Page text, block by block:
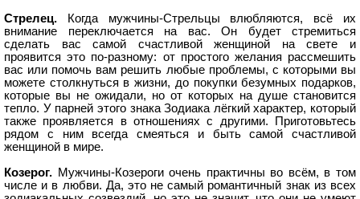
Стрелец. Когда мужчины-Стрельцы влюбляются, всё их
внимание переключается на вас. Он будет стремиться
сделать вас самой счастливой женщиной на свете и
проявится это по-разному: от простого желания рассмешить
вас или помочь вам решить любые проблемы, с которыми вы
можете столкнуться в жизни, до покупки безумных подарков,
которые вы не ожидали, но от которых на душе становится
тепло. У парней этого знака Зодиака лёгкий характер, который
также проявляется в отношениях с другими. Приготовьтесь
рядом с ним всегда смеяться и быть самой счастливой
женщиной в мире.
Козерог. Мужчины-Козероги очень практичны во всём, в том
числе и в любви. Да, это не самый романтичный знак из всех